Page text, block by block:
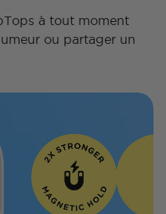
à tout moment
ou partager un